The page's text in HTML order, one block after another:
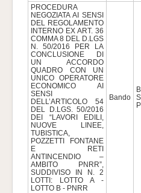
PROCEDURA
NEGOZIATA AI SENSI
DEL REGOLAMENTO
INTERNO EX ART. 36
COMMA 8 DEL D.LGS
N. 50/2016 PER LA
CONCLUSIONE DI
UN ACCORDO
QUADRO CON UN
UNICO OPERATORE
ECONOMICO AI
SENSI
DELL’ARTICOLO 54
DEL D.LGS. 50/2016
DEI “LAVORI EDILI,
NUOVE LINEE,
TUBISTICA,
POZZETTI FONTANE
E RETI
ANTINCENDIO –
AMBITO PNRR”,
SUDDIVISO IN N. 2
LOTTI: LOTTO A -
LOTTO B - PNRR
Bando